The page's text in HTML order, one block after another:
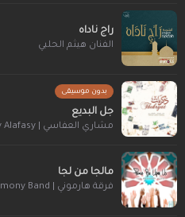
راج ناداه
الفنان هيثم الحلبي
بدون موسيقى
جل البديع
مشاري العفاسي | Mishary Alafasy
مالجا من لجا
فرقة هارموني | Harmony Band